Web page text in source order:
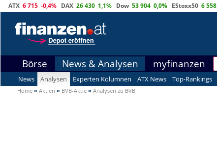
ATX 6 715 -0,4% DAX 26 430 1,1% Dow 53 904 0,0% EStoxx50 6 558
Börse News & Analysen myfinanzen
News Analysen Experten Kolumnen ATX News Top-Rankings
Home » Aktien » BVB-Aktie » Analysen zu BVB